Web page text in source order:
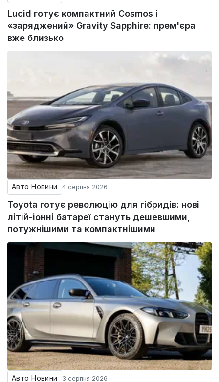
Lucid готує компактний Cosmos і
«заряджений» Gravity Sapphire: прем'єра
вже близько
Авто Новини 4 серпня 2026
Toyota готує революцію для гібридів: нові
літій-іонні батареї стануть дешевшими,
потужнішими та компактнішими
Авто Новини 3 серпня 2026